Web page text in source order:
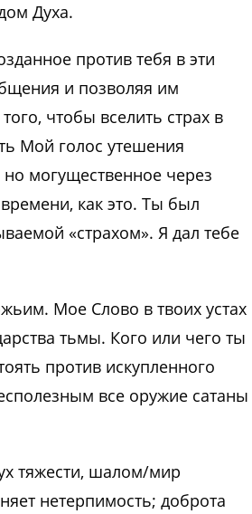
Духа.
против тебя в эти
и позволяя им
чтобы вселить страх в
Мой голос утешения
могущественное через
как это. Ты был
«страхом». Я дал тебе
Мое Слово в твоих устах
тьмы. Кого или чего ты
против искупленного
все оружие сатаны
тяжести, шалом/мир
нетерпимость; доброта